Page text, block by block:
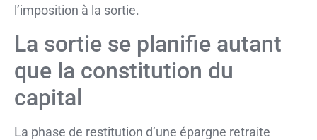
l’imposition à la sortie.
La sortie se planifie autant
que la constitution du
capital
La phase de restitution d’une épargne retraite